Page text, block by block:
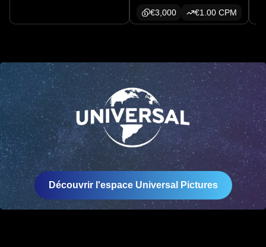
€3,000 €1.00CPM
Découvrir l'espace Universal Pictures